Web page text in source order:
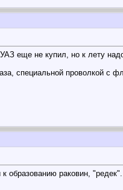
еще не купил, но к лету
специальной проволкой с
образованию раковин,